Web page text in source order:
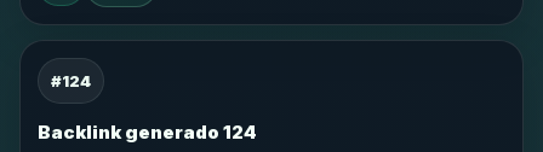
#124
Backlink generado 124